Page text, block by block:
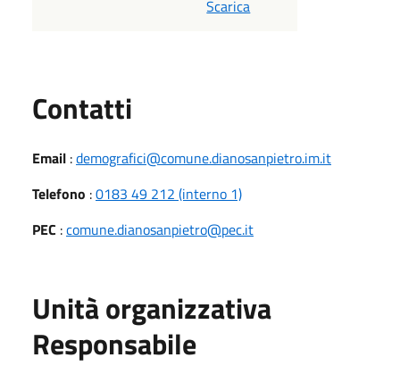
Scarica
Contatti
Email :demografici@comune.dianosanpietro.im.it
Telefono :0183 49 212 (interno 1)
PEC :comune.dianosanpietro@pec.it
Unità organizzativa
Responsabile